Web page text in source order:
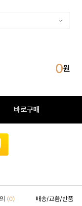
0
바로구매
(0) 배송/교환/반품